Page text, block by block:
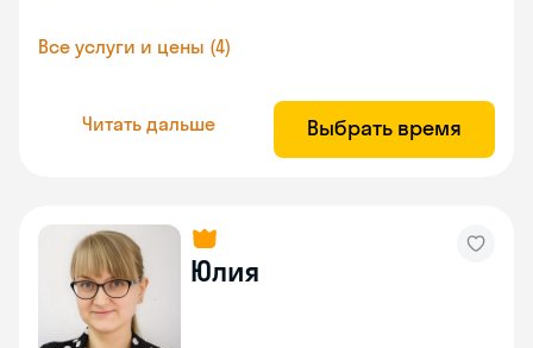
Все услуги и цены (4)
Читать дальше Выбрать время
Юлия